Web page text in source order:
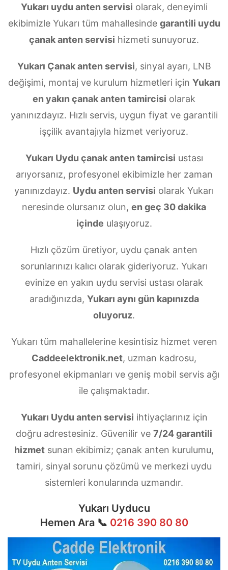
Yukarı uydu anten servisi olarak, deneyimli
ekibimizle Yukarı tüm mahallesinde garantili uydu
çanak anten servisi hizmeti sunuyoruz.
Yukarı Çanak anten servisi, sinyal ayarı, LNB
değişimi, montaj ve kurulum hizmetleri için Yukarı
en yakın çanak anten tamircisi olarak
yanınızdayız. Hızlı servis, uygun fiyat ve garantili
işçilik avantajıyla hizmet veriyoruz.
Yukarı Uydu çanak anten tamircisi ustası
arıyorsanız, profesyonel ekibimizle her zaman
yanınızdayız. Uydu anten servisi olarak Yukarı
neresinde olursanız olun, en geç 30 dakika
içinde ulaşıyoruz.
Hızlı çözüm üretiyor, uydu çanak anten
sorunlarınızı kalıcı olarak gideriyoruz. Yukarı
evinize en yakın uydu servisi ustası olarak
aradığınızda, Yukarı aynı gün kapınızda
oluyoruz.
Yukarı tüm mahallelerine kesintisiz hizmet veren
Caddeelektronik.net, uzman kadrosu,
profesyonel ekipmanları ve geniş mobil servis ağı
ile çalışmaktadır.
Yukarı Uydu anten servisi ihtiyaçlarınız için
doğru adrestesiniz. Güvenilir ve 7/24 garantili
hizmet sunan ekibimiz; çanak anten kurulumu,
tamiri, sinyal sorunu çözümü ve merkezi uydu
sistemleri konularında uzmandır.
Yukarı Uyducu
Hemen Ara 📞 0216 390 80 80